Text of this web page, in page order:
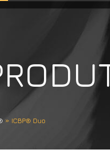
» ICBP® Duo